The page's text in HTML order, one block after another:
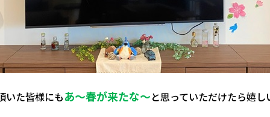
いた皆様にもあ～春が来たな～と思っていただけたら嬉し